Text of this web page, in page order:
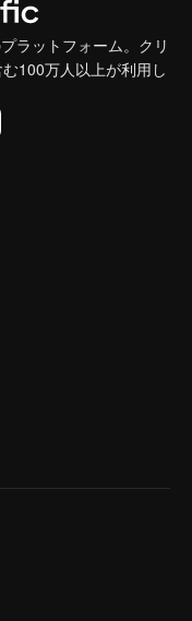
ラットフォーム。クリ
100万人以上が利用し